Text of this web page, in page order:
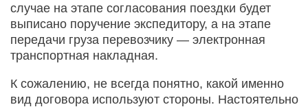
случае на этапе согласования поездки будет
выписано поручение экспедитору, а на этапе
передачи груза перевозчику — электронная
транспортная накладная.
К сожалению, не всегда понятно, какой именно
вид договора используют стороны. Настоятельно